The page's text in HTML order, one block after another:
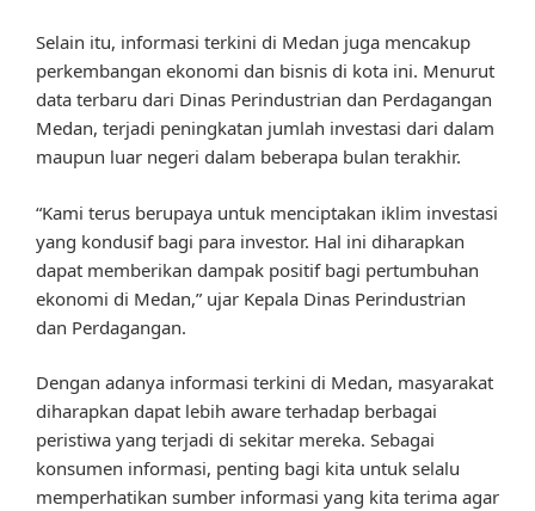
Selain itu, informasi terkini di Medan juga mencakup
perkembangan ekonomi dan bisnis di kota ini. Menurut
data terbaru dari Dinas Perindustrian dan Perdagangan
Medan, terjadi peningkatan jumlah investasi dari dalam
maupun luar negeri dalam beberapa bulan terakhir.
“Kami terus berupaya untuk menciptakan iklim investasi
yang kondusif bagi para investor. Hal ini diharapkan
dapat memberikan dampak positif bagi pertumbuhan
ekonomi di Medan,” ujar Kepala Dinas Perindustrian
dan Perdagangan.
Dengan adanya informasi terkini di Medan, masyarakat
diharapkan dapat lebih aware terhadap berbagai
peristiwa yang terjadi di sekitar mereka. Sebagai
konsumen informasi, penting bagi kita untuk selalu
memperhatikan sumber informasi yang kita terima agar